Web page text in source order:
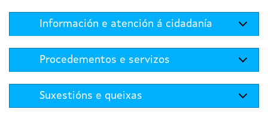
Información e atención á cidadanía
Procedementos e servizos
Suxestións e queixas